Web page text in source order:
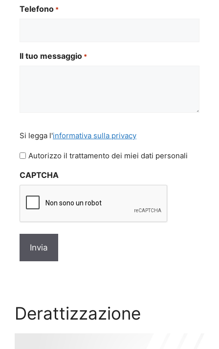
Telefono *
Il tuo messaggio *
legga
l'informativa
privacy
Si legga l'informativa sulla privacy
Autorizzo il trattamento dei miei dati personali
CAPTCHA
Derattizzazione